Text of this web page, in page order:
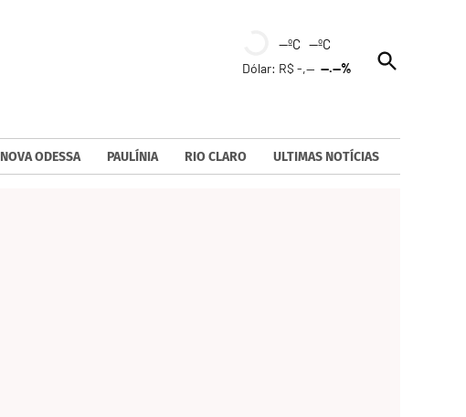
--ºC --ºC
Dólar: R$ -,----.--%
Open
Search
NOVA ODESSA PAULÍNIA RIO CLARO ULTIMAS NOTÍCIAS